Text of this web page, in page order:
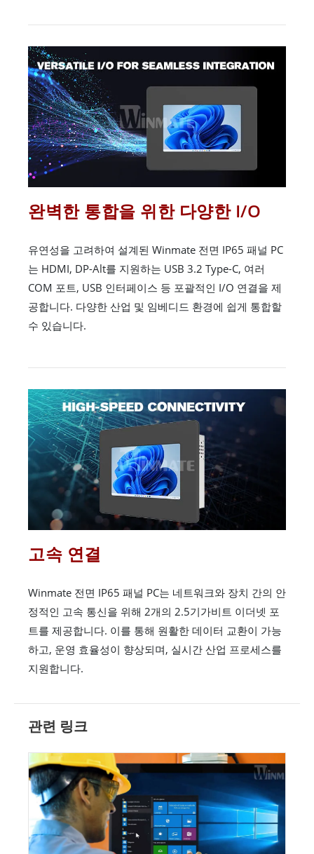
완벽한 통합을 위한 다양한 I/O
유연성을 고려하여 설계된 Winmate 전면 IP65 패널 PC
는 HDMI, DP-Alt를 지원하는 USB 3.2 Type-C, 여러
COM 포트, USB 인터페이스 등 포괄적인 I/O 연결을 제
공합니다. 다양한 산업 및 임베디드 환경에 쉽게 통합할
수 있습니다.
고속 연결
Winmate 전면 IP65 패널 PC는 네트워크와 장치 간의 안
정적인 고속 통신을 위해 2개의 2.5기가비트 이더넷 포
트를 제공합니다. 이를 통해 원활한 데이터 교환이 가능
하고, 운영 효율성이 향상되며, 실시간 산업 프로세스를
지원합니다.
관련 링크